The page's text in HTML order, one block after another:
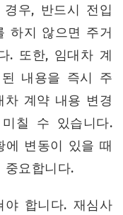
우, 반드시 전입
하지 않으면 주거
. 또한, 임대차 계
내용을 즉시 주
차 계약 내용 변경
칠 수 있습니다.
에 변동이 있을 때
요합니다.
야 합니다. 재심사